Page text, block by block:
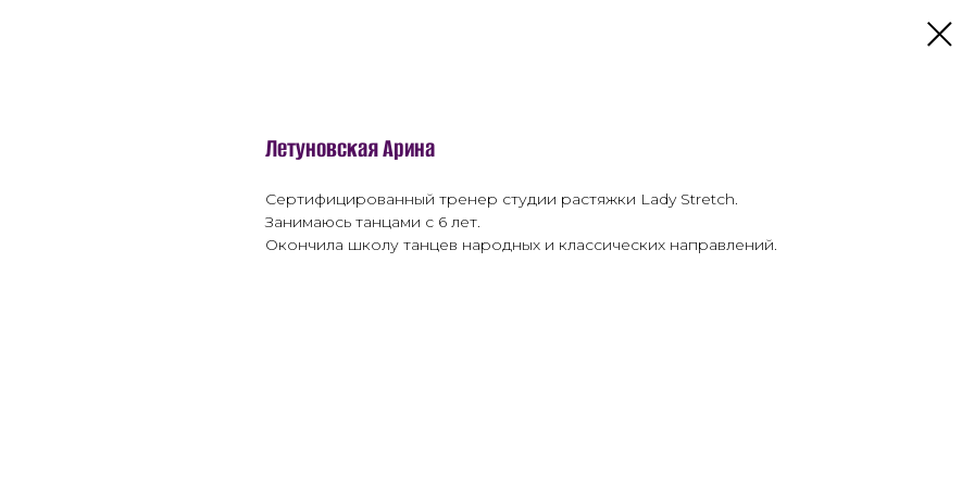
Летуновская Арина
Сертифицированный тренер студии растяжки Lady Stretch.
Занимаюсь танцами с 6 лет.
Окончила школу танцев народных и классических направлений.